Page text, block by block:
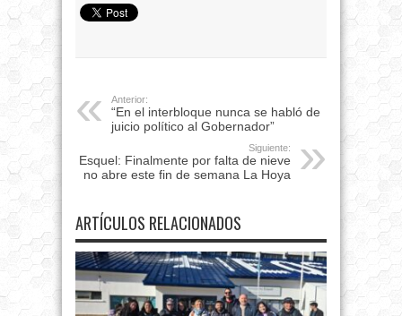
Anterior:
“En el interbloque nunca se habló de
juicio político al Gobernador”
Siguiente:
Esquel: Finalmente por falta de nieve
no abre este fin de semana La Hoya
ARTÍCULOS RELACIONADOS